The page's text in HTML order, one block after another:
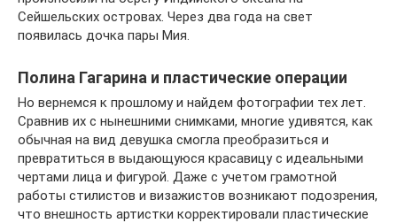
Сейшельских островах. Через два года на свет
появилась дочка пары Мия.
Полина Гагарина и пластические операции
Но вернемся к прошлому и найдем фотографии тех лет.
Сравнив их с нынешними снимками, многие удивятся, как
обычная на вид девушка смогла преобразиться и
превратиться в выдающуюся красавицу с идеальными
чертами лица и фигурой. Даже с учетом грамотной
работы стилистов и визажистов возникают подозрения,
что внешность артистки корректировали пластические